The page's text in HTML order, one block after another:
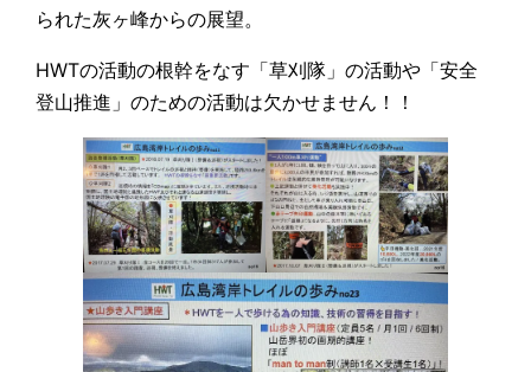
られた灰ヶ峰からの展望。
HWTの活動の根幹をなす「草刈隊」の活動や「安全
登山推進」のための活動は欠かせません！！